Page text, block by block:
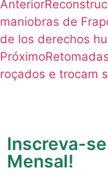
Anterior
maniobras de
de los derechos
Próximo
roçados e trocam
Inscreva-
Mensal!